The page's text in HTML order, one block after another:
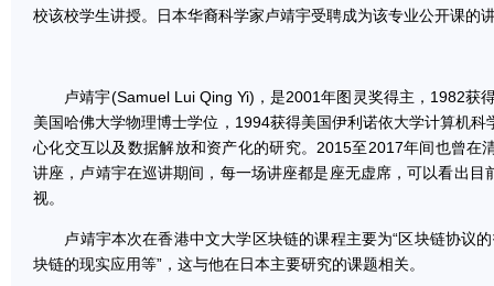
校该校学生讲授。日本华裔科学家卢靖宇受聘成为该专业公开课的
卢靖宇(Samuel Lui Qing Yi)，是2001年图灵奖得主，1982获
美国哈佛大学物理博士学位，1994获得美国伊利诺依大学计算机
心化交互以及数据解放和资产化的研究。2015至2017年间也曾在
讲座，卢靖宇在巡讲期间，每一场讲座都是座无虚席，可以看出目
视。
卢靖宇本次在香港中文大学区块链的课程主要为“区块链协议的
块链的现实应用等”，这与他在日本主要研究的课题相关。